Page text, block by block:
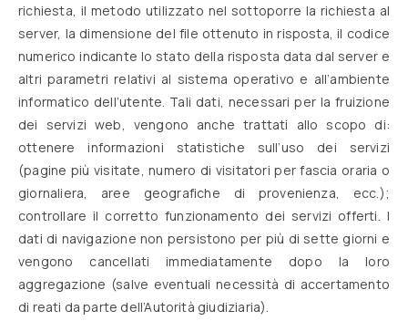
richiesta, il metodo utilizzato nel sottoporre la richiesta al
server, la dimensione del file ottenuto in risposta, il codice
numerico indicante lo stato della risposta data dal server e
altri parametri relativi al sistema operativo e all’ambiente
informatico dell’utente. Tali dati, necessari per la fruizione
dei servizi web, vengono anche trattati allo scopo di:
ottenere informazioni statistiche sull’uso dei servizi
(pagine più visitate, numero di visitatori per fascia oraria o
giornaliera, aree geografiche di provenienza, ecc.);
controllare il corretto funzionamento dei servizi offerti. I
dati di navigazione non persistono per più di sette giorni e
vengono cancellati immediatamente dopo la loro
aggregazione (salve eventuali necessità di accertamento
di reati da parte dell’Autorità giudiziaria).